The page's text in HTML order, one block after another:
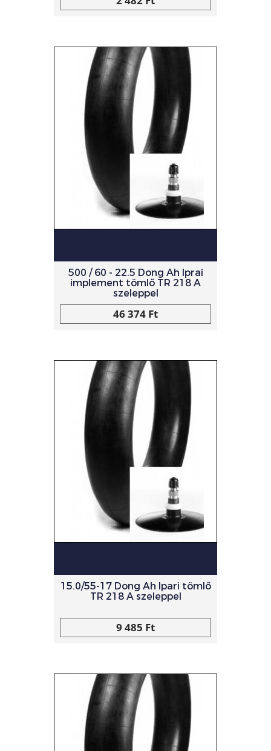
500 / 60 - 22.5 Dong Ah Iprai
implement tömlő TR 218 A
szeleppel
46 374 Ft
15.0/55-17 Dong Ah Ipari tömlő
TR 218 A szeleppel
9 485 Ft